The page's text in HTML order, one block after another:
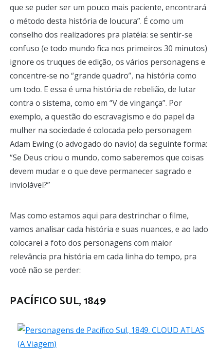
que se puder ser um pouco mais paciente, encontrará
o método desta história de loucura”. É como um
conselho dos realizadores pra platéia: se sentir-se
confuso (e todo mundo fica nos primeiros 30 minutos)
ignore os truques de edição, os vários personagens e
concentre-se no “grande quadro”, na história como
um todo. E essa é uma história de rebelião, de lutar
contra o sistema, como em “V de vingança”. Por
exemplo, a questão do escravagismo e do papel da
mulher na sociedade é colocada pelo personagem
Adam Ewing (o advogado do navio) da seguinte forma:
“Se Deus criou o mundo, como saberemos que coisas
devem mudar e o que deve permanecer sagrado e
inviolável?”
Mas como estamos aqui para destrinchar o filme,
vamos analisar cada história e suas nuances, e ao lado
colocarei a foto dos personagens com maior
relevância pra história em cada linha do tempo, pra
você não se perder:
PACÍFICO SUL, 1849